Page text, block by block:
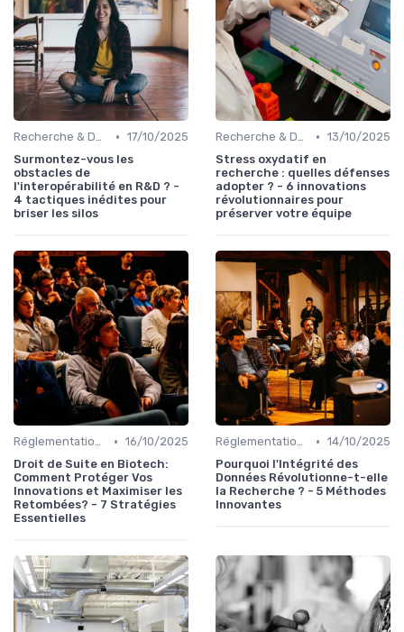
Recherche & Développement • 17/10/2025
Surmontez-vous les
obstacles de
l'interopérabilité en R&D ? -
4 tactiques inédites pour
briser les silos
Recherche & Développement • 13/10/2025
Stress oxydatif en
recherche : quelles défenses
adopter ? - 6 innovations
révolutionnaires pour
préserver votre équipe
Réglementations & Conformité • 16/10/2025
Droit de Suite en Biotech:
Comment Protéger Vos
Innovations et Maximiser les
Retombées? - 7 Stratégies
Essentielles
Réglementations & Conformité • 14/10/2025
Pourquoi l'Intégrité des
Données Révolutionne-t-elle
la Recherche ? - 5 Méthodes
Innovantes